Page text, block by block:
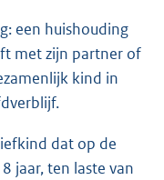
een huishouding
met zijn partner of
kind in
dat op de
jaar, ten laste van